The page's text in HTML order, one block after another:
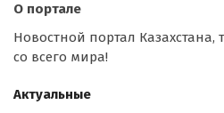
О портале
Новостной портал Казахстана,
со всего мира!
Актуальные